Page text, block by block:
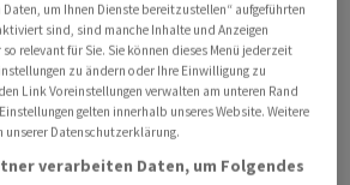
Elektro-Pick-ups zurückrufen.
Ausfälle der Scheibenwischer, die
und das Unfallrisiko erhöhen
US-Verkehrssicherheitsbehörde
um Ihnen Dienste bereitzustellen“ aufgeführten
sind, sind manche Inhalte und Anzeigen
relevant für Sie. Sie können dieses Menü jederzeit
zu ändern oder Ihre Einwilligung zu
Link Voreinstellungen verwalten am unteren Rand
gelten innerhalb unseres Website. Weitere
unserer Datenschutzerklärung.
verarbeiten Daten, um Folgendes